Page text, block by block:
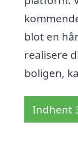
blot en
realisere
boligen,
Indhent